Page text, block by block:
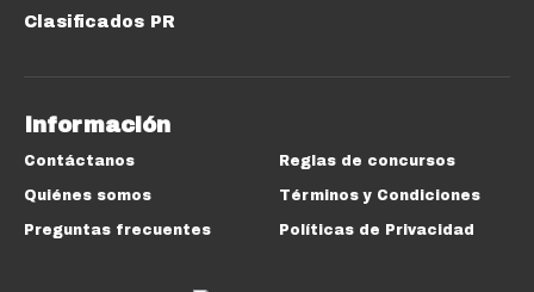
Clasificados PR
Información
Contáctanos
Quiénes somos
Preguntas frecuentes
Reglas de concursos
Términos y Condiciones
Políticas de Privacidad